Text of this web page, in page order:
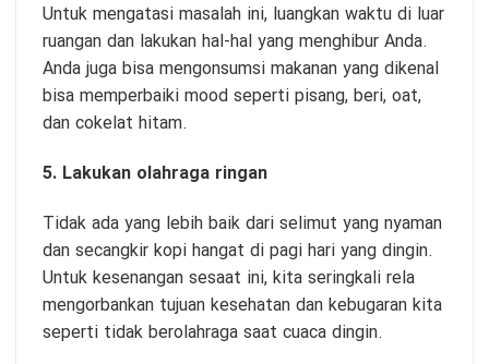
Untuk mengatasi masalah ini, luangkan waktu di luar
ruangan dan lakukan hal-hal yang menghibur Anda.
Anda juga bisa mengonsumsi makanan yang dikenal
bisa memperbaiki mood seperti pisang, beri, oat,
dan cokelat hitam.
5. Lakukan olahraga ringan
Tidak ada yang lebih baik dari selimut yang nyaman
dan secangkir kopi hangat di pagi hari yang dingin.
Untuk kesenangan sesaat ini, kita seringkali rela
mengorbankan tujuan kesehatan dan kebugaran kita
seperti tidak berolahraga saat cuaca dingin.